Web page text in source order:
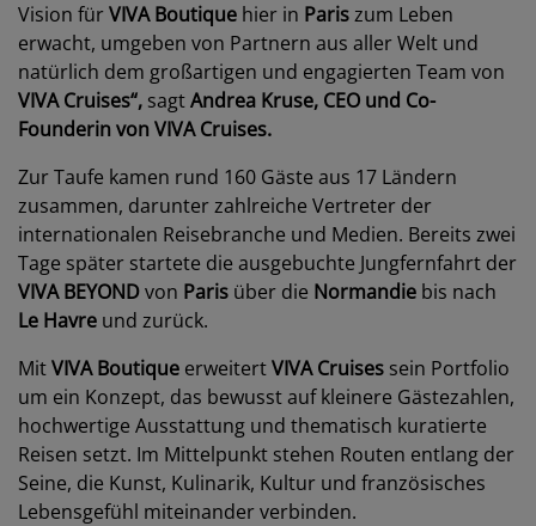
Vision fürVIVA Boutique hier in Pariszum Leben
erwacht, umgeben von Partnern aus aller Welt und
natürlich dem großartigen und engagierten Team von
VIVA Cruises“, sagtAndrea Kruse, CEO und Co-
Founderin von VIVA Cruises.
Zur Taufe kamen rund 160 Gäste aus 17 Ländern
zusammen, darunter zahlreiche Vertreter der
internationalen Reisebranche und Medien. Bereits zwei
Tage später startete die ausgebuchte Jungfernfahrt der
VIVA BEYONDvon Paris über die Normandie bis nach
Le Havre und zurück.
MitVIVA Boutique erweitertVIVA Cruises sein Portfolio
um ein Konzept, das bewusst auf kleinere Gästezahlen,
hochwertige Ausstattung und thematisch kuratierte
Reisen setzt. Im Mittelpunkt stehen Routen entlang der
Seine, die Kunst, Kulinarik, Kultur und französisches
Lebensgefühl miteinander verbinden.